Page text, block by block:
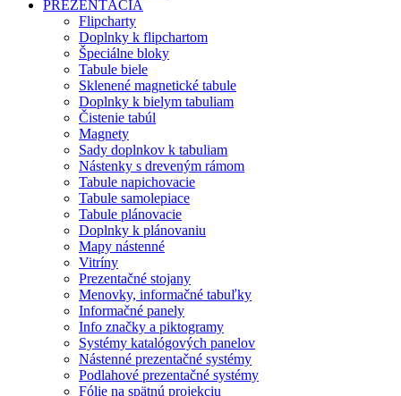
PREZENTÁCIA
Flipcharty
Doplnky k flipchartom
Špeciálne bloky
Tabule biele
Sklenené magnetické tabule
Doplnky k bielym tabuliam
Čistenie tabúl
Magnety
Sady doplnkov k tabuliam
Nástenky s dreveným rámom
Tabule napichovacie
Tabule samolepiace
Tabule plánovacie
Doplnky k plánovaniu
Mapy nástenné
Vitríny
Prezentačné stojany
Menovky, informačné tabuľky
Informačné panely
Info značky a piktogramy
Systémy katalógových panelov
Nástenné prezentačné systémy
Podlahové prezentačné systémy
Fólie na spätnú projekciu